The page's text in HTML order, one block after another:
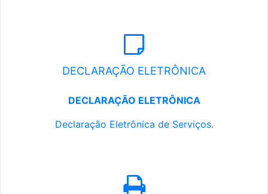
DECLARAÇÃO ELETRÔNICA
DECLARAÇÃO ELETRÔNICA
Declaração Eletrônica de Serviços.